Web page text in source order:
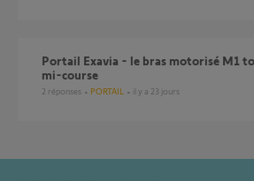
Portail Exavia - le bras motorisé M1 touche le portail à
mi-course
2 réponses PORTAIL il y a 23 jours